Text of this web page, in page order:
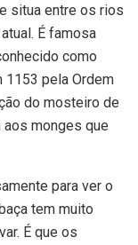
situa entre os rios
É famosa
como
1153 pela Ordem
do mosteiro de
monges que
para ver o
tem muito
É que os